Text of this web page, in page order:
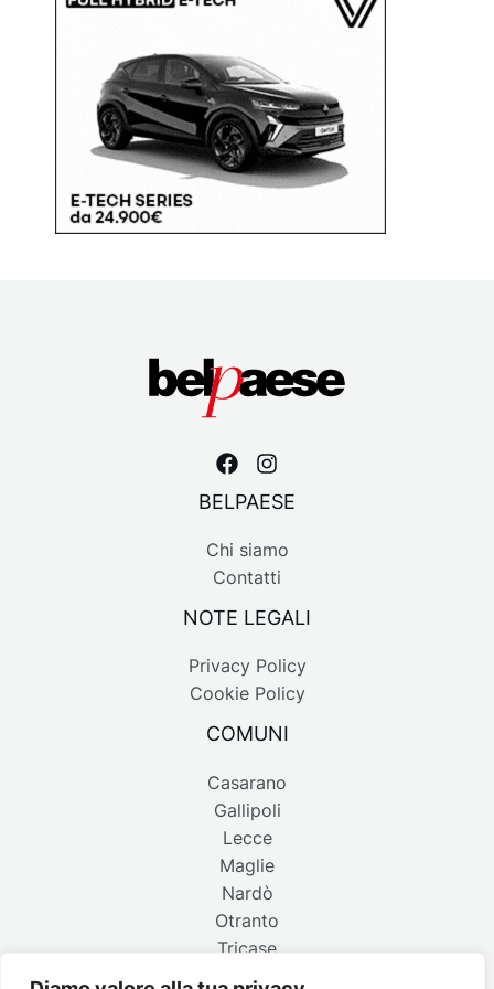
BELPAESE
Chi siamo
Contatti
NOTE LEGALI
Privacy Policy
Cookie Policy
COMUNI
Casarano
Gallipoli
Lecce
Maglie
Nardò
Otranto
Tricase